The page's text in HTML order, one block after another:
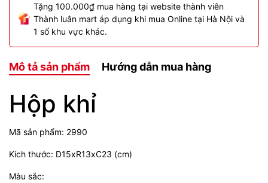
Tặng 100.000₫ mua hàng tại website thành viên
Thành luân mart áp dụng khi mua Online tại Hà Nội và
1 số khu vực khác.
Mô tả sản phẩm Hướng dẫn mua hàng
Hộp khỉ
Mã sản phẩm: 2990
Kích thước: D15xR13xC23 (cm)
Màu sắc: